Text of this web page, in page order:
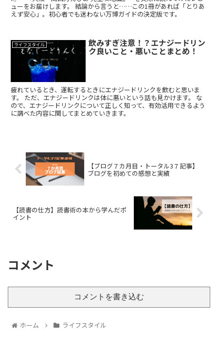
ューをお届けします。 結論から言うと……この1冊があれば「とりあ
えず安心」。初心者でも迷わない万博ガイドの決定版です。
ライフスタイル 飲みすぎ注意！？エナジードリン
ク良いこと・悪いことまとめ！
疲れているとき、運転するときにエナジードリンクを飲むと思いま
す。 ただ、エナジードリンクは体に悪いという話も見かけます。 な
ので、エナジードリンクについて正しく知って、有効活用できるよう
に調べた内容に関してまとめていきます。
【ブログ７カ月目・トータル3７記事】
ブログを初めての感想と実績
【読書の仕方】読書術の本から学んだポ
イント
コメント
コメントを書き込む
ホーム ライフスタイル